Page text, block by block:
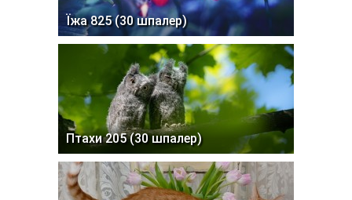
Їжа 825 (30 шпалер)
Птахи 205 (30 шпалер)